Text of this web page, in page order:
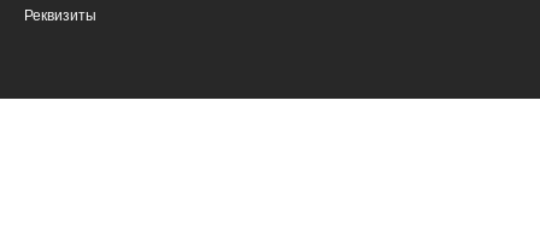
Реквизиты